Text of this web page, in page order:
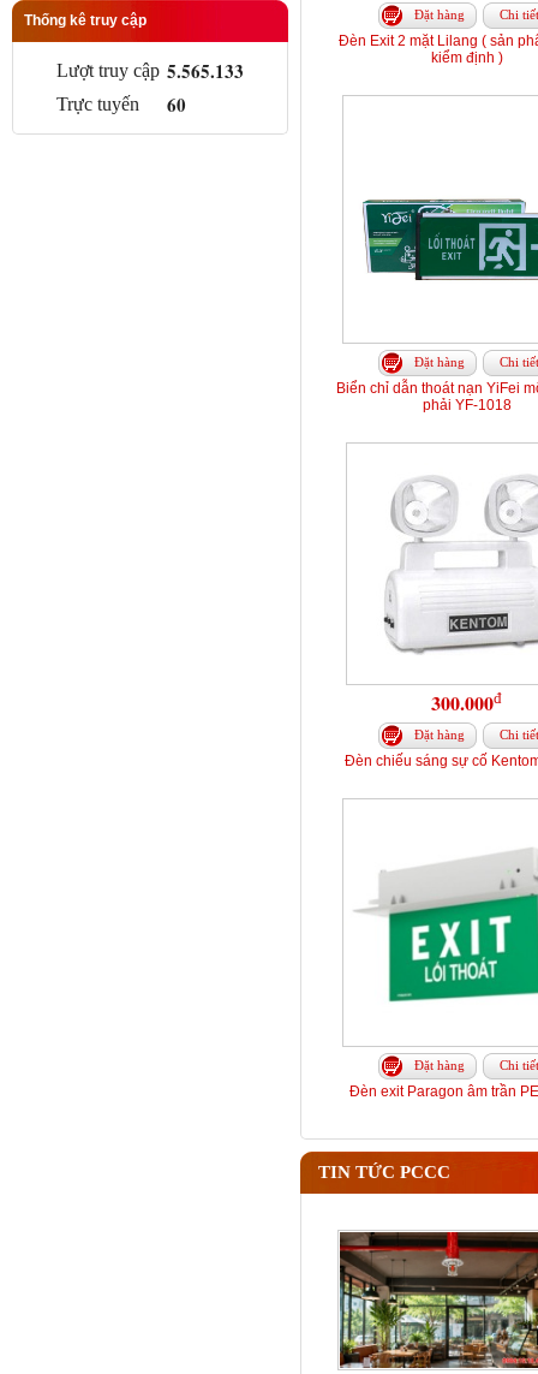
Thống kê truy cập
Lượt truy cập 5.565.133
Trực tuyến 60
Đặt hàng Chi tiết
Đèn Exit 2 mặt Lilang ( sản
kiểm định )
Đặt hàng Chi tiết
Biển chỉ dẫn thoát nạn YiFei
phải YF-1018
300.000đ
Đặt hàng Chi tiết
Đèn chiếu sáng sự cố
Đặt hàng Chi tiết
Đèn exit Paragon âm trần
TIN TỨC PCCC